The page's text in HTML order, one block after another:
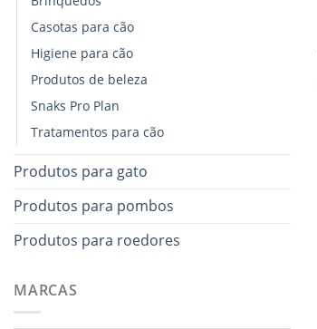
Casotas para cão
Higiene para cão
Produtos de beleza
Snaks Pro Plan
Tratamentos para cão
Produtos para gato
Produtos para pombos
Produtos para roedores
MARCAS